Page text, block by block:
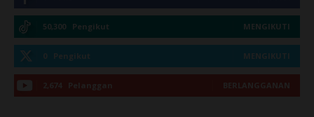
50,300 Pengikut MENGIKUTI
0 Pengikut MENGIKUTI